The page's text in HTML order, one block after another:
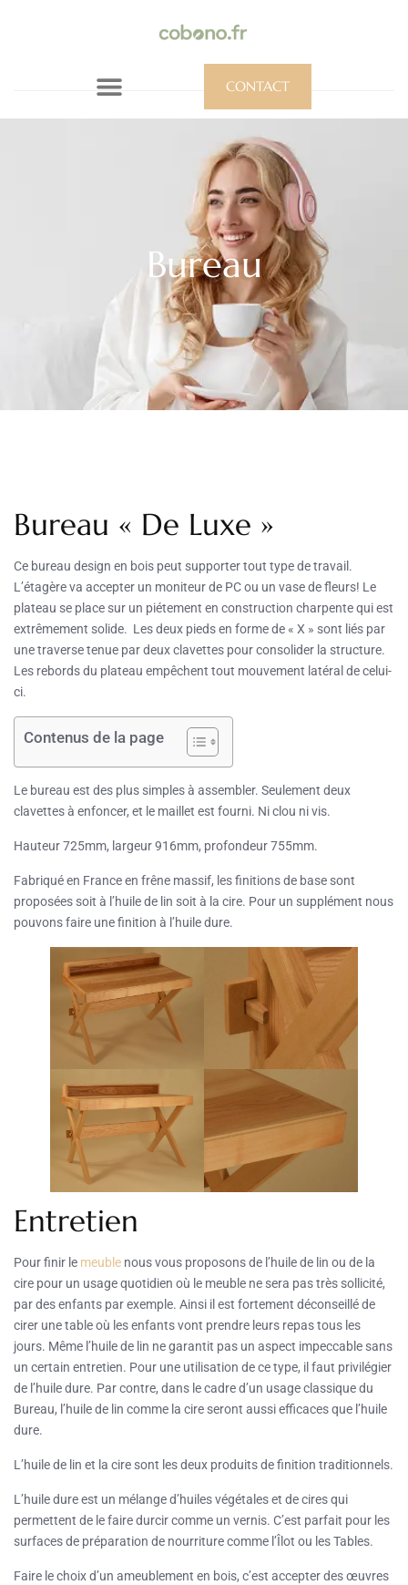
CONTACT
Bureau
Bureau « De Luxe »
Ce bureau design en bois peut supporter tout type de travail.
L’étagère va accepter un moniteur de PC ou un vase de fleurs! Le
plateau se place sur un piétement en construction charpente qui est
extrêmement solide. Les deux pieds en forme de « X » sont liés par
une traverse tenue par deux clavettes pour consolider la structure.
Les rebords du plateau empêchent tout mouvement latéral de celui-
ci.
Contenus de la page
Le bureau est des plus simples à assembler. Seulement deux
clavettes à enfoncer, et le maillet est fourni. Ni clou ni vis.
Hauteur 725mm, largeur 916mm, profondeur 755mm.
Fabriqué en France en frêne massif, les finitions de base sont
proposées soit à l’huile de lin soit à la cire. Pour un supplément nous
pouvons faire une finition à l’huile dure.
Entretien
Pour finir le meuble nous vous proposons de l’huile de lin ou de la
cire pour un usage quotidien où le meuble ne sera pas très sollicité,
par des enfants par exemple. Ainsi il est fortement déconseillé de
cirer une table où les enfants vont prendre leurs repas tous les
jours. Même l’huile de lin ne garantit pas un aspect impeccable sans
un certain entretien. Pour une utilisation de ce type, il faut privilégier
de l’huile dure. Par contre, dans le cadre d’un usage classique du
Bureau, l’huile de lin comme la cire seront aussi efficaces que l’huile
dure.
L’huile de lin et la cire sont les deux produits de finition traditionnels.
L’huile dure est un mélange d’huiles végétales et de cires qui
permettent de le faire durcir comme un vernis. C’est parfait pour les
surfaces de préparation de nourriture comme l’Îlot ou les Tables.
Faire le choix d’un ameublement en bois, c’est accepter des œuvres